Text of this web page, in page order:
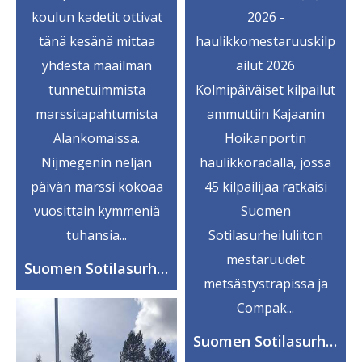
koulun kadetit ottivat
tänä kesänä mittaa
yhdestä maailman
tunnetuimmista
marssitapahtumista
Alankomaissa.
Nijmegenin neljän
päivän marssi kokoaa
vuosittain kymmeniä
tuhansia...
Suomen Sotilasurheiluliitto ry
2026 -
haulikkomestaruuskilp
ailut 2026
Kolmipäiväiset kilpailut
ammuttiin Kajaanin
Hoikanportin
haulikkoradalla, jossa
45 kilpailijaa ratkaisi
Suomen
Sotilasurheiluliiton
mestaruudet
metsästystrapissa ja
Compak...
Suomen Sotilasurheiluliitto ry